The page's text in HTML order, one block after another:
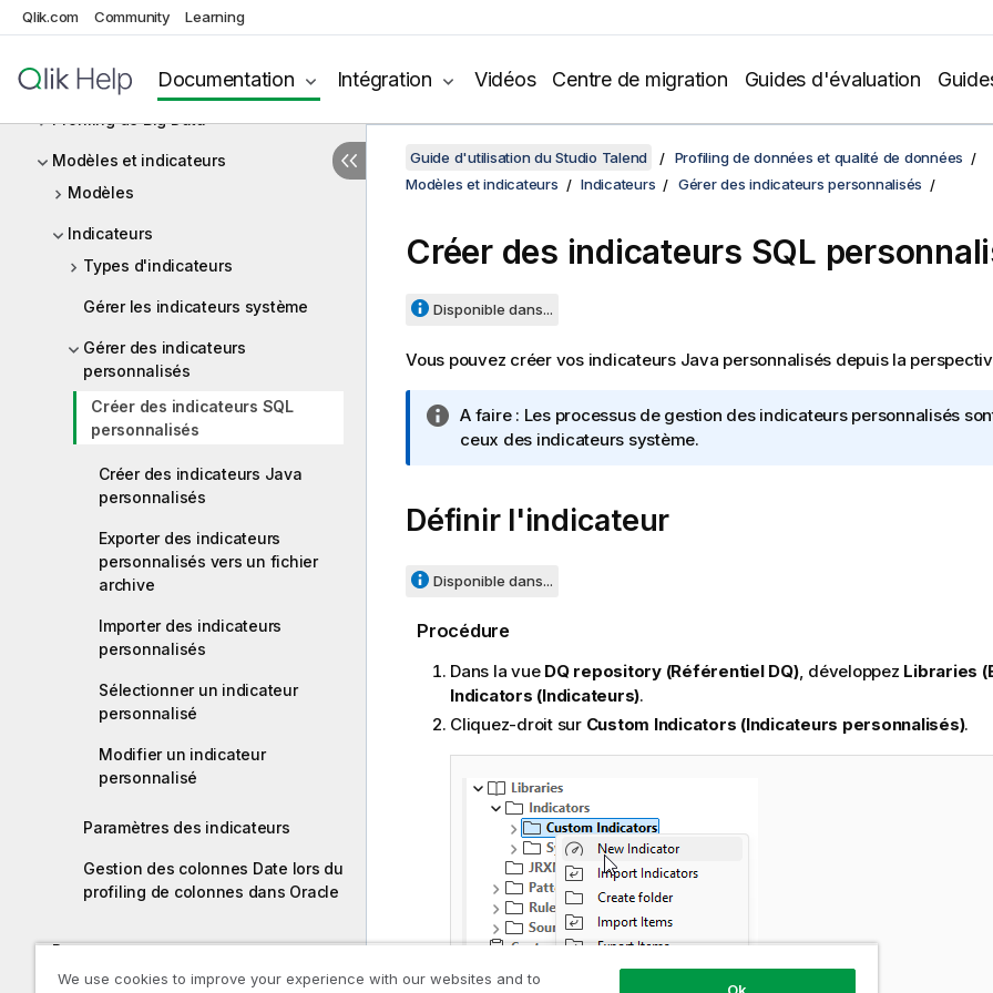
Qlik.com Community Learning
Documentation Intégration Vidéos Centre de migration Guides d'évaluation
Analyses de colonne(s)
Analyses de corrélation
Profiling de Big Data
Modèles et indicateurs
Modèles
Indicateurs
Types d'indicateurs
Gérer les indicateurs système
Gérer des indicateurs
personnalisés
Créer des indicateurs SQL
personnalisés
Créer des indicateurs Java
personnalisés
Exporter des indicateurs
personnalisés vers un fichier
archive
Importer des indicateurs
personnalisés
Sélectionner un indicateur
personnalisé
Modifier un indicateur
personnalisé
Paramètres des indicateurs
Gestion des colonnes Date lors du
profiling de colonnes dans Oracle
Rapports
Guide d'utilisation du Studio Talend
Profiling de données et qualité de données
Modèles et indicateurs
Indicateurs Gérer des indicateurs personnalisés
Créer des indicateurs SQL
Disponible dans...
Vous pouvez créer vos indicateurs Java personnalisés depuis la
N
o
I
n
o
m
t
i
o
n
A faire : Les processus de gestion des indicateurs personnalisés
ceux des indicateurs système.
Définir l'indicateur
Disponible dans...
Procédure
Dans la vue DQ repository (Référentiel DQ), développez Libraries
Indicators (Indicateurs).
Cliquez-droit sur Custom Indicators (Indicateurs personnalisés).
We use cookies to improve your experience with our websites and to